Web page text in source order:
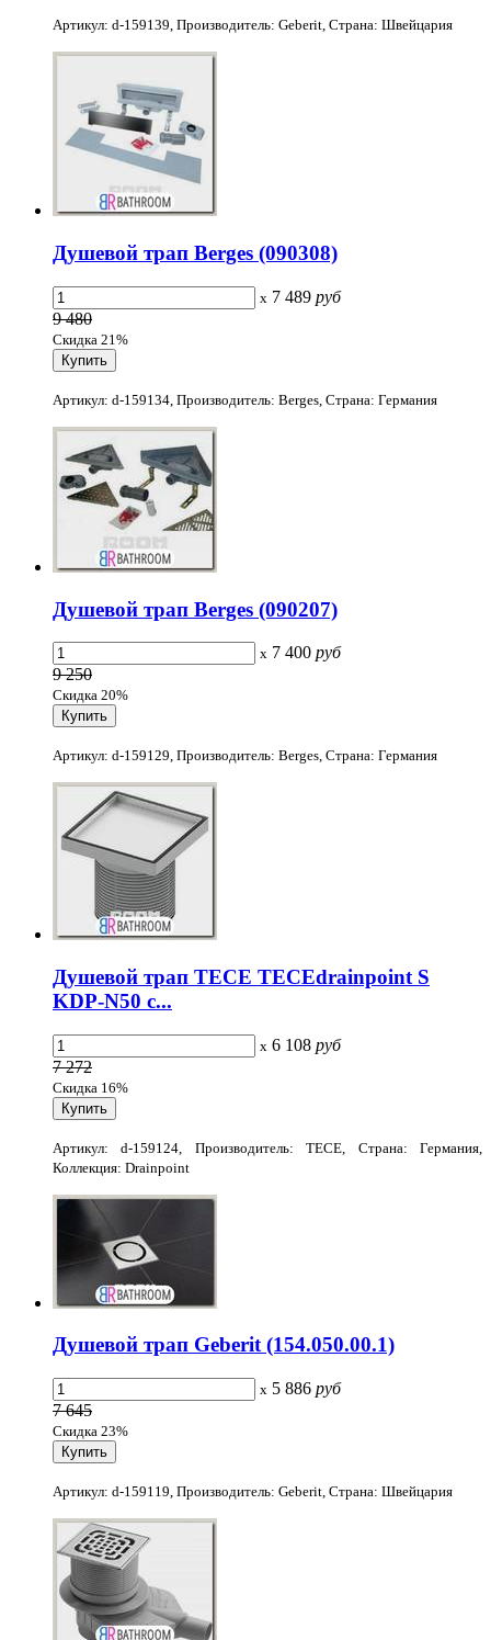
Артикул: d-159139, Производитель: Geberit, Страна: Швейцария
Душевой трап Berges (090308)
x 7 489 руб
9 480
Скидка 21%
Артикул: d-159134, Производитель: Berges, Страна: Германия
Душевой трап Berges (090207)
x 7 400 руб
9 250
Скидка 20%
Артикул: d-159129, Производитель: Berges, Страна: Германия
Душевой трап TECE TECEdrainpoint S
KDP-N50 с...
x 6 108 руб
7 272
Скидка 16%
Артикул: d-159124, Производитель: TECE, Страна: Германия,
Коллекция: Drainpoint
Душевой трап Geberit (154.050.00.1)
x 5 886 руб
7 645
Скидка 23%
Артикул: d-159119, Производитель: Geberit, Страна: Швейцария